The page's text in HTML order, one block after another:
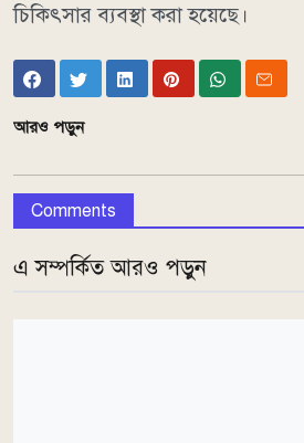
চিকিৎসার ব্যবস্থা করা হয়েছে।
আরও পড়ুন
Comments
এ সম্পর্কিত আরও পড়ুন